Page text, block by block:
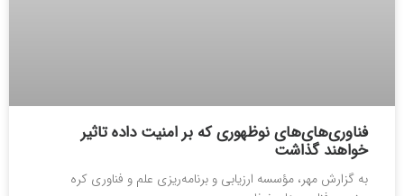
فناوری‌های‌های نوظهوری که بر امنیت داده تاثیر
خواهند گذاشت
به گزارش مهر، مؤسسه ارزیابی و برنامه‌ریزی علم و فناوری کره